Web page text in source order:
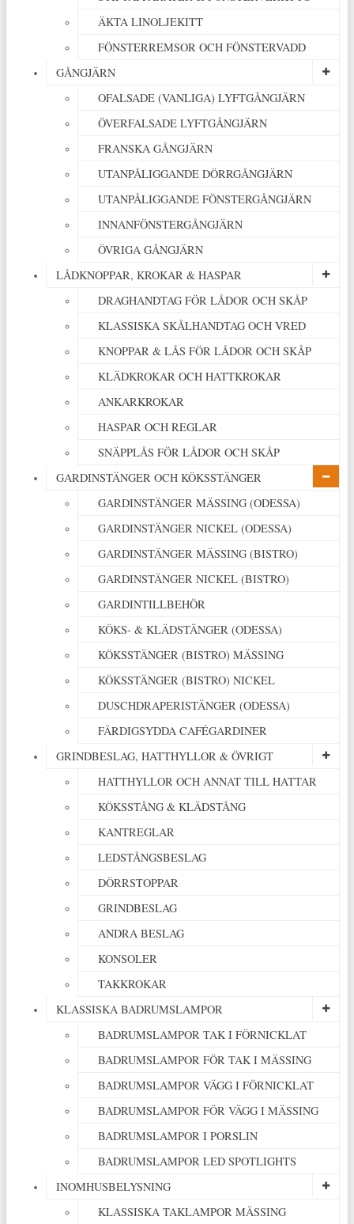
ÄKTA LINOLJEKITT
FÖNSTERREMSOR OCH FÖNSTERVADD
GÅNGJÄRN
OFALSADE (VANLIGA) LYFTGÅNGJÄRN
ÖVERFALSADE LYFTGÅNGJÄRN
FRANSKA GÅNGJÄRN
UTANPÅLIGGANDE DÖRRGÅNGJÄRN
UTANPÅLIGGANDE FÖNSTERGÅNGJÄRN
INNANFÖNSTERGÅNGJÄRN
ÖVRIGA GÅNGJÄRN
LÅDKNOPPAR, KROKAR & HASPAR
DRAGHANDTAG FÖR LÅDOR OCH SKÅP
KLASSISKA SKÅLHANDTAG OCH VRED
KNOPPAR & LÅS FÖR LÅDOR OCH SKÅP
KLÄDKROKAR OCH HATTKROKAR
ANKARKROKAR
HASPAR OCH REGLAR
SNÄPPLÅS FÖR LÅDOR OCH SKÅP
GARDINSTÄNGER OCH KÖKSSTÄNGER
GARDINSTÄNGER MÄSSING (ODESSA)
GARDINSTÄNGER NICKEL (ODESSA)
GARDINSTÄNGER MÄSSING (BISTRO)
GARDINSTÄNGER NICKEL (BISTRO)
GARDINTILLBEHÖR
KÖKS- & KLÄDSTÄNGER (ODESSA)
KÖKSSTÄNGER (BISTRO) MÄSSING
KÖKSSTÄNGER (BISTRO) NICKEL
DUSCHDRAPERISTÄNGER (ODESSA)
FÄRDIGSYDDA CAFÉGARDINER
GRINDBESLAG, HATTHYLLOR & ÖVRIGT
HATTHYLLOR OCH ANNAT TILL HATTAR
KÖKSSTÅNG & KLÄDSTÅNG
KANTREGLAR
LEDSTÅNGSBESLAG
DÖRRSTOPPAR
GRINDBESLAG
ANDRA BESLAG
KONSOLER
TAKKROKAR
KLASSISKA BADRUMSLAMPOR
BADRUMSLAMPOR TAK I FÖRNICKLAT
BADRUMSLAMPOR FÖR TAK I MÄSSING
BADRUMSLAMPOR VÄGG I FÖRNICKLAT
BADRUMSLAMPOR FÖR VÄGG I MÄSSING
BADRUMSLAMPOR I PORSLIN
BADRUMSLAMPOR LED SPOTLIGHTS
INOMHUSBELYSNING
KLASSISKA TAKLAMPOR MÄSSING